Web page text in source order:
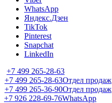
WhatsApp
Яндекс.Дзен
TikTok
Pinterest
Snapchat
LinkedIn
+7 499 265-28-63
+7 499 265-28-63Отдел продаж
+7 499 265-36-90Отдел продаж
+7 926 228-69-76WhatsApp